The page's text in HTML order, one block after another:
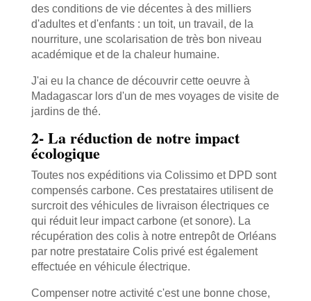
des conditions de vie décentes à des milliers
d'adultes et d'enfants : un toit, un travail, de la
nourriture, une scolarisation de très bon niveau
académique et de la chaleur humaine.
J'ai eu la chance de découvrir cette oeuvre à
Madagascar lors d'un de mes voyages de visite de
jardins de thé.
2- La réduction de notre impact
écologique
Toutes nos expéditions via Colissimo et DPD sont
compensés carbone. Ces prestataires utilisent de
surcroit des véhicules de livraison électriques ce
qui réduit leur impact carbone (et sonore). La
récupération des colis à notre entrepôt de Orléans
par notre prestataire Colis privé est également
effectuée en véhicule électrique.
Compenser notre activité c'est une bonne chose,